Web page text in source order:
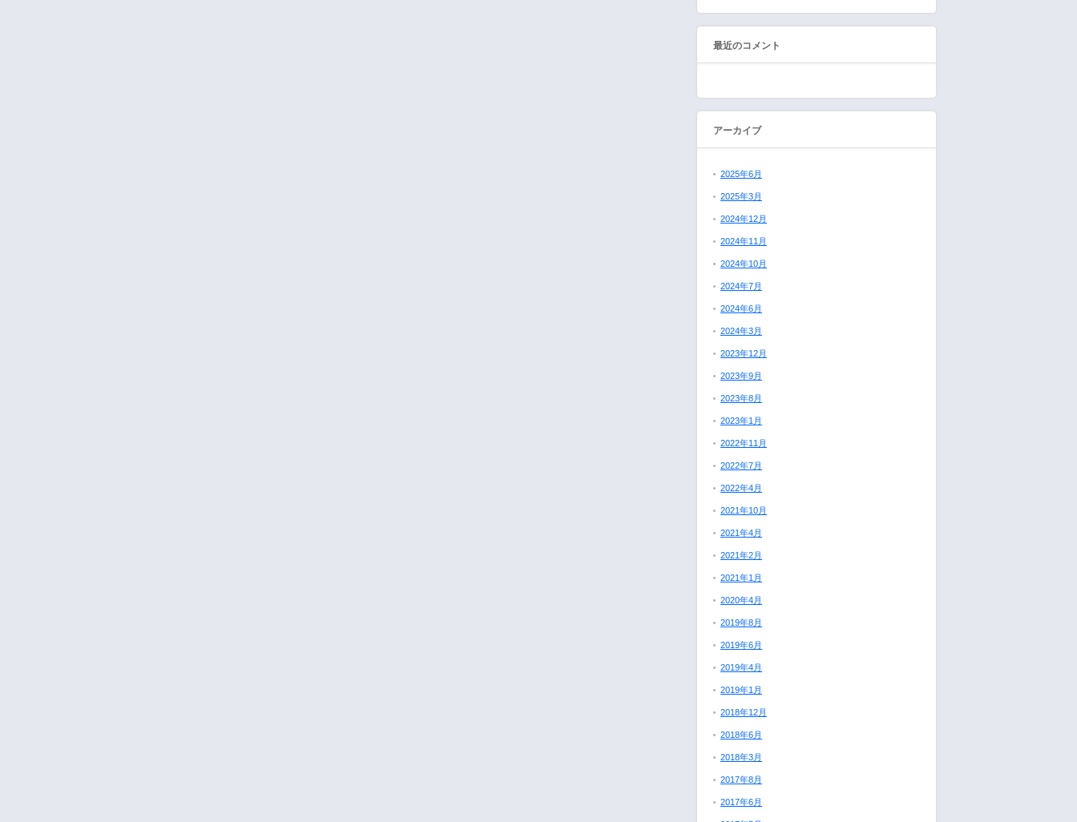
最近のコメント
アーカイブ
2025年6月
2025年3月
2024年12月
2024年11月
2024年10月
2024年7月
2024年6月
2024年3月
2023年12月
2023年9月
2023年8月
2023年1月
2022年11月
2022年7月
2022年4月
2021年10月
2021年4月
2021年2月
2021年1月
2020年4月
2019年8月
2019年6月
2019年4月
2019年1月
2018年12月
2018年6月
2018年3月
2017年8月
2017年6月